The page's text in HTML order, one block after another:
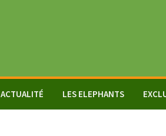
ACTUALITÉ LES ELEPHANTS